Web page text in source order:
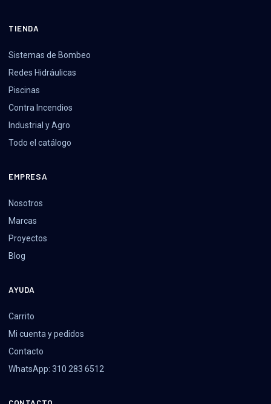
TIENDA
Sistemas de Bombeo
Redes Hidráulicas
Piscinas
Contra Incendios
Industrial y Agro
Todo el catálogo
EMPRESA
Nosotros
Marcas
Proyectos
Blog
AYUDA
Carrito
Mi cuenta y pedidos
Contacto
WhatsApp: 310 283 6512